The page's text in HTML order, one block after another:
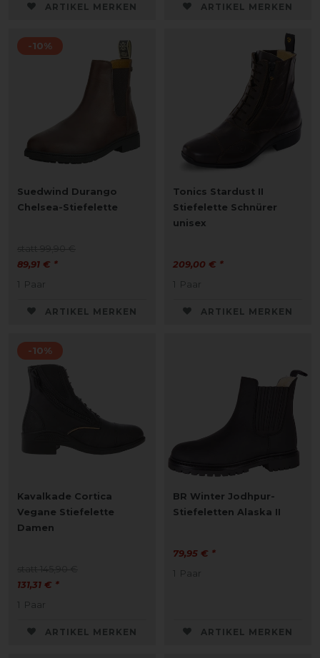
ARTIKEL MERKEN ARTIKEL MERKEN
-10%
Suedwind Durango
Chelsea-Stiefelette
89,91 € *
1 Paar
ARTIKEL MERKEN
Tonics Stardust II
Stiefelette Schnürer
unisex
209,00 € *
1 Paar
ARTIKEL MERKEN
-10%
Kavalkade Cortica
Vegane Stiefelette
Damen
131,31 € *
1 Paar
ARTIKEL MERKEN
BR Winter Jodhpur-
Stiefeletten Alaska II
79,95 € *
1 Paar
ARTIKEL MERKEN